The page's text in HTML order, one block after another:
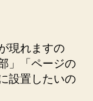
現れますの
」「ページの
設置したいの